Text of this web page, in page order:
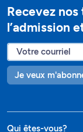
Recevez
l’admission
Je veux
Qui êtes-vous?